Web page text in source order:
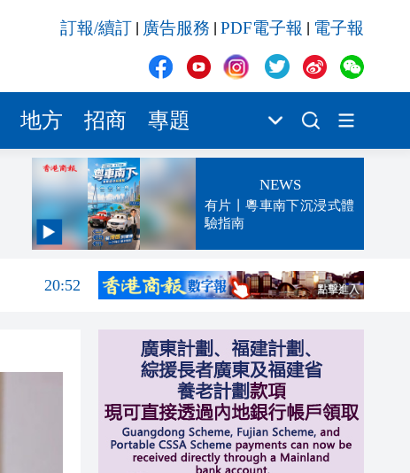
訂報/續訂 廣告服務 PDF電子報 電子報
地方 招商 專題
NEWS
有片丨粵車南下沉浸式體
驗指南
21:04
20:52